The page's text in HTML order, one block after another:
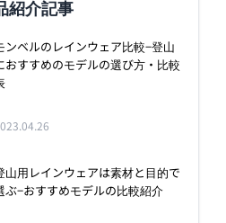
紹介記事
ンベルのレインウェア比較−登山
おすすめのモデルの選び方・比較
山用レインウェアは素材と目的で
ぶ−おすすめモデルの比較紹介